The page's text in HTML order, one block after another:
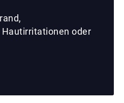
oder